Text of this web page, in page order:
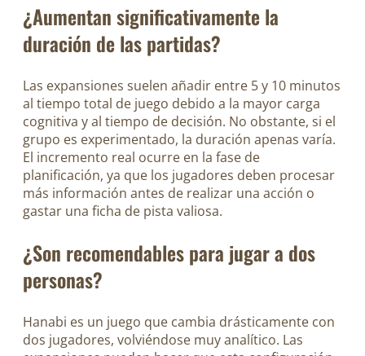
¿Aumentan significativamente la
duración de las partidas?
Las expansiones suelen añadir entre 5 y 10 minutos
al tiempo total de juego debido a la mayor carga
cognitiva y al tiempo de decisión. No obstante, si el
grupo es experimentado, la duración apenas varía.
El incremento real ocurre en la fase de
planificación, ya que los jugadores deben procesar
más información antes de realizar una acción o
gastar una ficha de pista valiosa.
¿Son recomendables para jugar a dos
personas?
Hanabi es un juego que cambia drásticamente con
dos jugadores, volviéndose muy analítico. Las